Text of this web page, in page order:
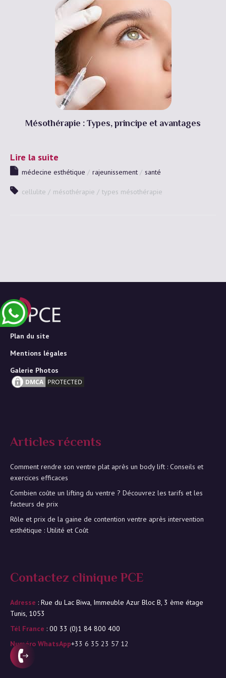
Mésothérapie : Types, principe et avantages
Lire la suite
médecine esthétique rajeunissement santé
cellulite mésothérapie types mésothérapie
Plan du site
Mentions légales
Galerie Photos
Articles récents
Comment rendre son ventre plat après un body lift : Conseils et
exercices efficaces
Combien coûte un lifting du ventre ? Découvrez les tarifs et les
facteurs de prix
Rôle et prix de la gaine de contention ventre après intervention
esthétique : Utilité et Coût
Contactez clinique PCE
Adresse : Rue du Lac Biwa, Immeuble Azur Bloc B, 3 ème étage
Tunis, 1053
Tél France : 00 33 (0)1 84 800 400
Numéro WhatsApp+33 6 35 23 57 12